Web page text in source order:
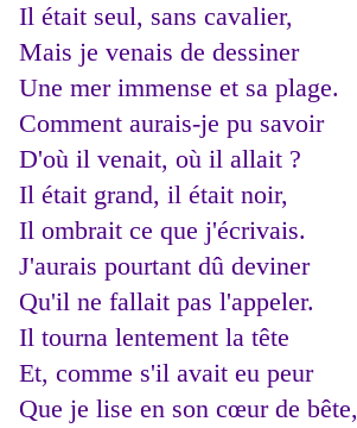
Il était seul, sans cavalier,
Mais je venais de dessiner
Une mer immense et sa plage.
Comment aurais-je pu savoir
D'où il venait, où il allait ?
Il était grand, il était noir,
Il ombrait ce que j'écrivais.
J'aurais pourtant dû deviner
Qu'il ne fallait pas l'appeler.
Il tourna lentement la tête
Et, comme s'il avait eu peur
Que je lise en son cœur de bête,